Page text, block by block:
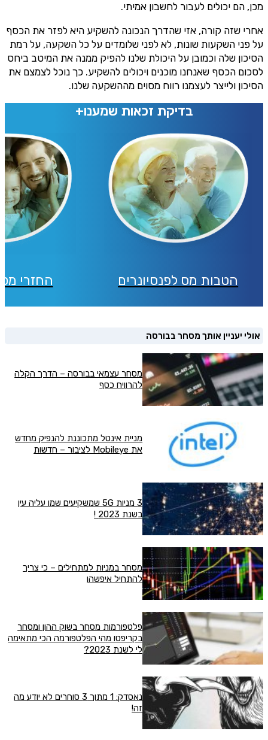
מכן, הם יכולים לעבור לחשבון אמיתי.
אחרי שזה קורה, אזי שהדרך הנכונה להשקיע היא לפזר את הכסף
על פני השקעות שונות, לא לפני שלומדים על כל השקעה, על רמת
הסיכון שלה וכמובן על היכולת שלנו להפיק ממנה את המיטב ביחס
לסכום הכסף שאנחנו מוכנים ויכולים להשקיע. כך נוכל לצמצם את
הסיכון ולייצר לעצמנו רווח מסוים מההשקעה שלנו.
בדיקת זכאות שמענו+
הטבות מס לפנסיונרים החזרי
אולי יעניין אותך מסחר בבורסה
מסחר עצמאי בבורסה – הדרך הקלה
להרוויח כסף
מניית אינטל מתכוננת להנפיק מחדש
את Mobileye לציבור – חדשות
3 מניות 5G שמשקיעים שמו עליה עין
בשנת 2023 !
מסחר במניות למתחילים – כי צריך
להתחיל איפשהו
פלטפורמות מסחר בשוק ההון ומסחר
בקריפטו מהי הפלטפורמה הכי מתאימה
לי לשנת 2023?
נאסדק: 1 מתוך 3 סוחרים לא יודע מה
זה!